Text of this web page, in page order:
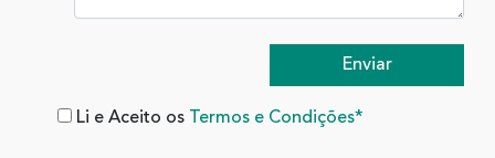
Li e Aceito os Termos e Condições*